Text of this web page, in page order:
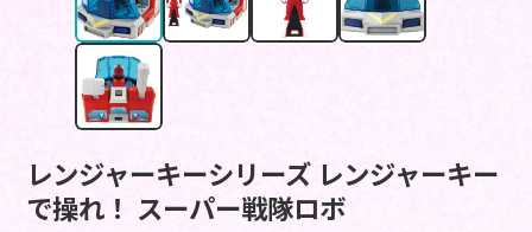
レンジャーキーシリーズ レンジャーキー
で操れ！ スーパー戦隊ロボ